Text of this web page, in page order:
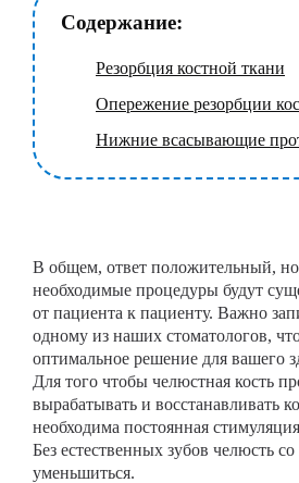
Содержание:
Резорбция костной ткани
Опережение резорбции
Нижние всасывающие
В общем, ответ положительный, но
необходимые процедуры будут
от пациента к пациенту. Важно
одному из наших стоматологов,
оптимальное решение для вашего
Для того чтобы челюстная кость
вырабатывать и восстанавливать
необходима постоянная
Без естественных зубов челюсть
уменьшиться.